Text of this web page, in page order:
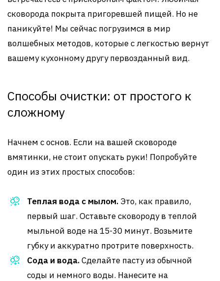
сковорода покрыта пригоревшей пищей. Но не
паникуйте! Мы сейчас погрузимся в мир
волшебных методов, которые с легкостью вернут
вашему кухонному другу первозданный вид.
Способы очистки: от простого к
сложному
Начнем с основ. Если на вашей сковороде
вмятинки, не стоит опускать руки! Попробуйте
один из этих простых способов:
Теплая вода с мылом. Это, как правило,
первый шаг. Оставьте сковороду в теплой
мыльной воде на 15-30 минут. Возьмите
губку и аккуратно протрите поверхность.
Сода и вода.Сделайте пасту из обычной
соды и немного воды. Нанесите на